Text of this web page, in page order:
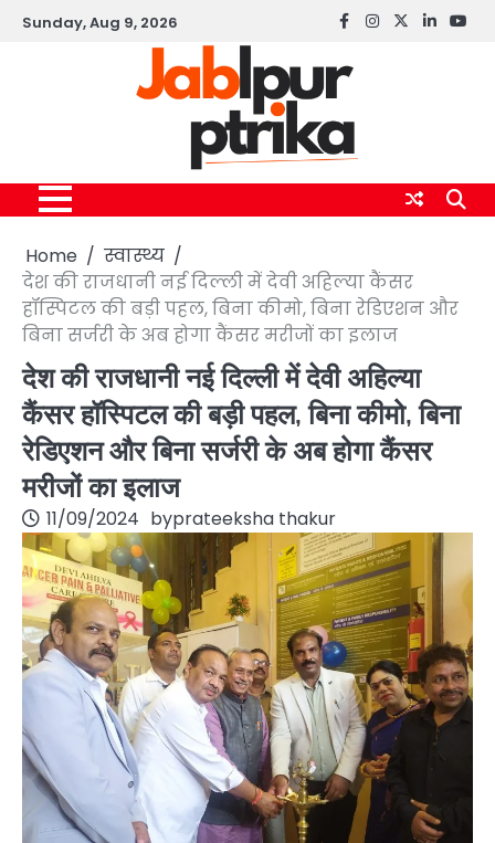
SkipSunday, Aug 9, 2026 Facebook
instagram
twitterlinkedin
Home
स्वास्थ्य
देश की राजधानी नई दिल्ली में देवी अहिल्या कैंसर
हॉस्पिटल की बड़ी पहल, बिना कीमो, बिना रेडिएशन और
बिना सर्जरी के अब होगा कैंसर मरीजों का इलाज
देश की राजधानी नई दिल्ली में देवी अहिल्या
कैंसर हॉस्पिटल की बड़ी पहल, बिना कीमो, बिना
रेडिएशन और बिना सर्जरी के अब होगा कैंसर
मरीजों का इलाज
11/09/2024 byprateeksha thakur